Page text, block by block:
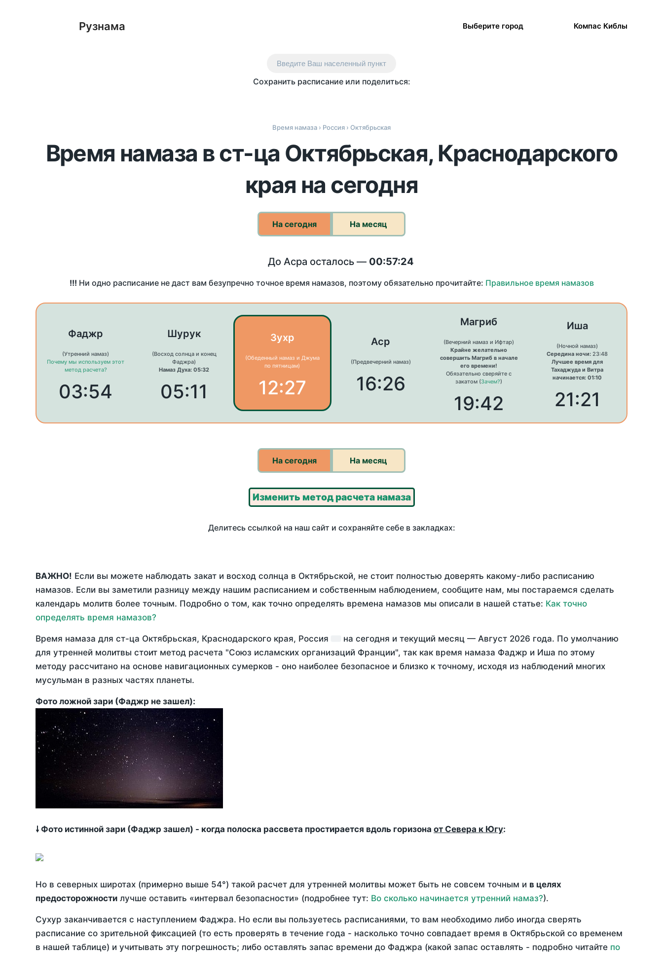
Рузнама Выберите город Компас Киблы
Введите Ваш населенный пункт
Сохранить расписание или поделиться:
Время намаза › Россия › Октябрьская
Время намаза в ст-ца Октябрьская, Краснодарского
края на сегодня
На сегодня На месяц
До Асра осталось — 00:57:24
!!! Ни одно расписание не даст вам безупречно точное время намазов, поэтому обязательно прочитайте: Правильное время намазов
Фаджр
(Утренний намаз)
Почему мы используем этот
метод расчета?
03:54
Шурук
(Восход солнца и конец
Фаджра)
Намаз Духа: 05:32
05:11
Зухр
(Обеденный намаз и Джума
по пятницам)
12:27
Аср
(Предвечерний намаз)
16:26
Магриб
(Вечерний намаз и Ифтар)
Крайне желательно
совершить Магриб в начале
его времени!
Обязательно сверяйте с
закатом (Зачем?)
19:42
Иша
(Ночной намаз)
Середина ночи: 23:48
Лучшее время для
Тахаджуда и Витра
начинается: 01:10
21:21
На сегодня На месяц
Изменить метод расчета намаза
Делитесь ссылкой на наш сайт и сохраняйте себе в закладках:
ВАЖНО! Если вы можете наблюдать закат и восход солнца в Октябрьской, не стоит полностью доверять какому-либо расписанию
намазов. Если вы заметили разницу между нашим расписанием и собственным наблюдением, сообщите нам, мы постараемся сделать
календарь молитв более точным. Подробно о том, как точно определять времена намазов мы описали в нашей статье: Как точно
определять время намазов?
Время намаза для ст-ца Октябрьская, Краснодарского края, Россия на сегодня и текущий месяц — Август 2026 года. По умолчанию
для утренней молитвы стоит метод расчета "Союз исламских организаций Франции", так как время намаза Фаджр и Иша по этому
методу рассчитано на основе навигационных сумерков - оно наиболее безопасное и близко к точному, исходя из наблюдений многих
мусульман в разных частях планеты.
Фото ложной зари (Фаджр не зашел):
🠗 Фото истинной зари (Фаджр зашел) - когда полоска рассвета простирается вдоль горизона от Севера к Югу:
Но в северных широтах (примерно выше 54°) такой расчет для утренней молитвы может быть не совсем точным и в целях
предосторожности лучше оставить «интервал безопасности» (подробнее тут: Во сколько начинается утренний намаз?).
Сухур заканчивается с наступлением Фаджра. Но если вы пользуетесь расписаниями, то вам необходимо либо иногда сверять
расписание со зрительной фиксацией (то есть проверять в течение года - насколько точно совпадает время в Октябрьской со временем
в нашей таблице) и учитывать эту погрешность; либо оставлять запас времени до Фаджра (какой запас оставлять - подробно читайте по